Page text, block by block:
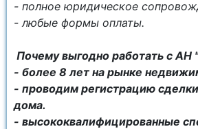
- полное юридическое
- любые формы оплаты.
Почему выгодно работать с АН
- более 8 лет на рынке
- проводим регистрацию
дома.
- высококвалифицированные